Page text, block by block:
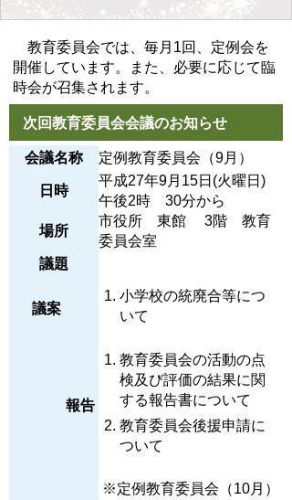
教育委員会では、毎月1回、定例会を
開催しています。また、必要に応じて臨
時会が召集されます。
次回教育委員会会議のお知らせ
会議名称 定例教育委員会（9月）
日時
平成27年9月15日(火曜日)
午後2時 30分から
場所
市役所 東館 3階 教育
委員会室
議題
議案
小学校の統廃合等につ
いて
報告
教育委員会の活動の点
検及び評価の結果に関
する報告書について
教育委員会後援申請に
ついて
※定例教育委員会（10月）